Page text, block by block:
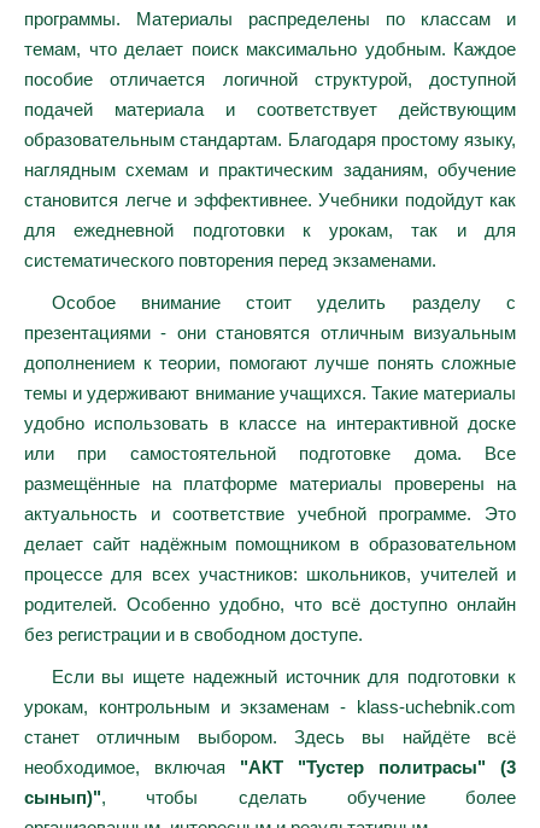
программы. Материалы распределены по классам и
темам, что делает поиск максимально удобным. Каждое
пособие отличается логичной структурой, доступной
подачей материала и соответствует действующим
образовательным стандартам. Благодаря простому языку,
наглядным схемам и практическим заданиям, обучение
становится легче и эффективнее. Учебники подойдут как
для ежедневной подготовки к урокам, так и для
систематического повторения перед экзаменами.
Особое внимание стоит уделить разделу с
презентациями - они становятся отличным визуальным
дополнением к теории, помогают лучше понять сложные
темы и удерживают внимание учащихся. Такие материалы
удобно использовать в классе на интерактивной доске
или при самостоятельной подготовке дома. Все
размещённые на платформе материалы проверены на
актуальность и соответствие учебной программе. Это
делает сайт надёжным помощником в образовательном
процессе для всех участников: школьников, учителей и
родителей. Особенно удобно, что всё доступно онлайн
без регистрации и в свободном доступе.
Если вы ищете надежный источник для подготовки к
урокам, контрольным и экзаменам - klass-uchebnik.com
станет отличным выбором. Здесь вы найдёте всё
необходимое, включая "АКТ "Тустер политрасы" (3
сынып)", чтобы сделать обучение более